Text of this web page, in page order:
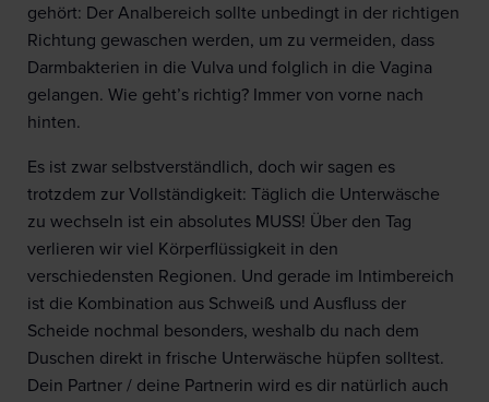
gehört: Der Analbereich sollte unbedingt in der richtigen
Richtung gewaschen werden, um zu vermeiden, dass
Darmbakterien in die Vulva und folglich in die Vagina
gelangen. Wie geht’s richtig? Immer von vorne nach
hinten.
Es ist zwar selbstverständlich, doch wir sagen es
trotzdem zur Vollständigkeit: Täglich die Unterwäsche
zu wechseln ist ein absolutes MUSS! Über den Tag
verlieren wir viel Körperflüssigkeit in den
verschiedensten Regionen. Und gerade im Intimbereich
ist die Kombination aus Schweiß und Ausfluss der
Scheide nochmal besonders, weshalb du nach dem
Duschen direkt in frische Unterwäsche hüpfen solltest.
Dein Partner / deine Partnerin wird es dir natürlich auch